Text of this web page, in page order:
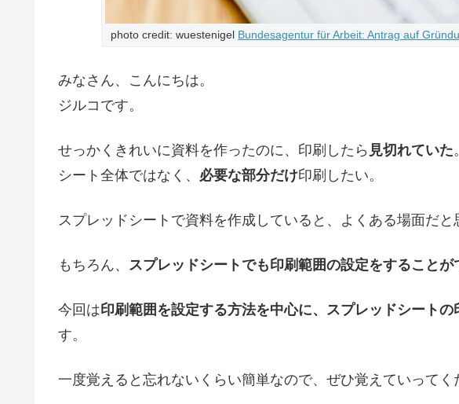
photo credit: wuestenigel Bundesagentur für Arbeit: Antrag auf
みなさん、こんにちは。
ジルコです。
せっかくきれいに資料を作ったのに、印刷したら 見切れていた。
シート全体ではなく、 必要な部分だけ印刷したい。
スプレッドシートで資料を作成していると、よくある場面だと
もちろん、 スプレッドシートでも印刷範囲の設定をすることが
今回は印刷範囲を設定する方法を中心に、スプレッドシート
す。
一度覚えると忘れないくらい簡単なので、ぜひ覚えていってく